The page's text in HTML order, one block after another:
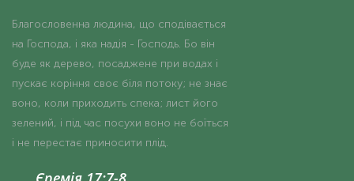
Благословенна людина, що сподівається
на Господа, і яка надія - Господь. Бо він
буде як дерево, посаджене при водах і
пускає коріння своє біля потоку; не знає
воно, коли приходить спека; лист його
зелений, і під час посухи воно не боїться
і не перестає приносити плід.